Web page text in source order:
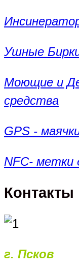
Ушные
Моющие и
средства
GPS -
NFC- метки
Контакты
г. Псков